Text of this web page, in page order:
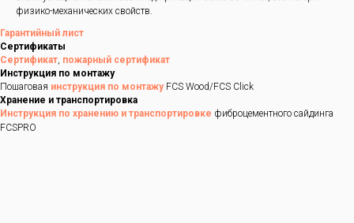
физико-механических свойств.
Гарантийный лист
Сертификаты
Сертификат, пожарный сертификат
Инструкция по монтажу
Пошаговая инструкция по монтажуFCS Wood/FCS Click
Хранение и транспортировка
Инструкция по хранению и транспортировке фиброцементного сайдинга
FCSPRO